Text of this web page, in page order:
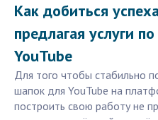
Как добиться
предлагая услуги
YouTube
Для того чтобы стабильно
шапок для YouTube на
построить свою работу не